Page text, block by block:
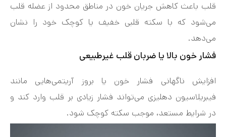
قلب باعث کاهش جریان خون در مناطق محدود از عضله قلب
می‌شود که با سکته قلبی خفیف یا کوچک خود را نشان
می‌دهد.
فشار خون بالا یا ضربان قلب غیرطبیعی
افزایش ناگهانی فشار خون یا بروز آریتمی‌هایی مانند
فیبریلاسیون دهلیزی می‌تواند فشار زیادی بر قلب وارد کند و
در شرایط مستعد، موجب سکته کوچک شود.